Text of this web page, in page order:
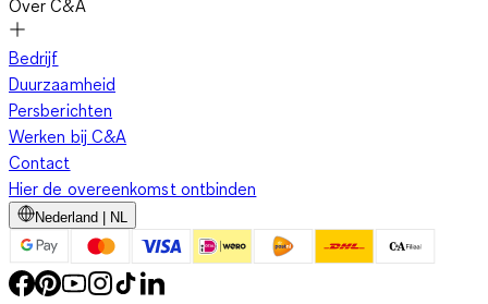
Over C&A
Bedrijf
Duurzaamheid
Persberichten
Werken bij C&A
Contact
Hier de overeenkomst ontbinden
Nederland | NL